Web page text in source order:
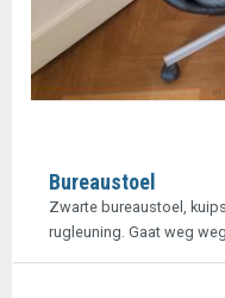
Bureaustoel
Zwarte bureaustoel,
rugleuning. Gaat weg